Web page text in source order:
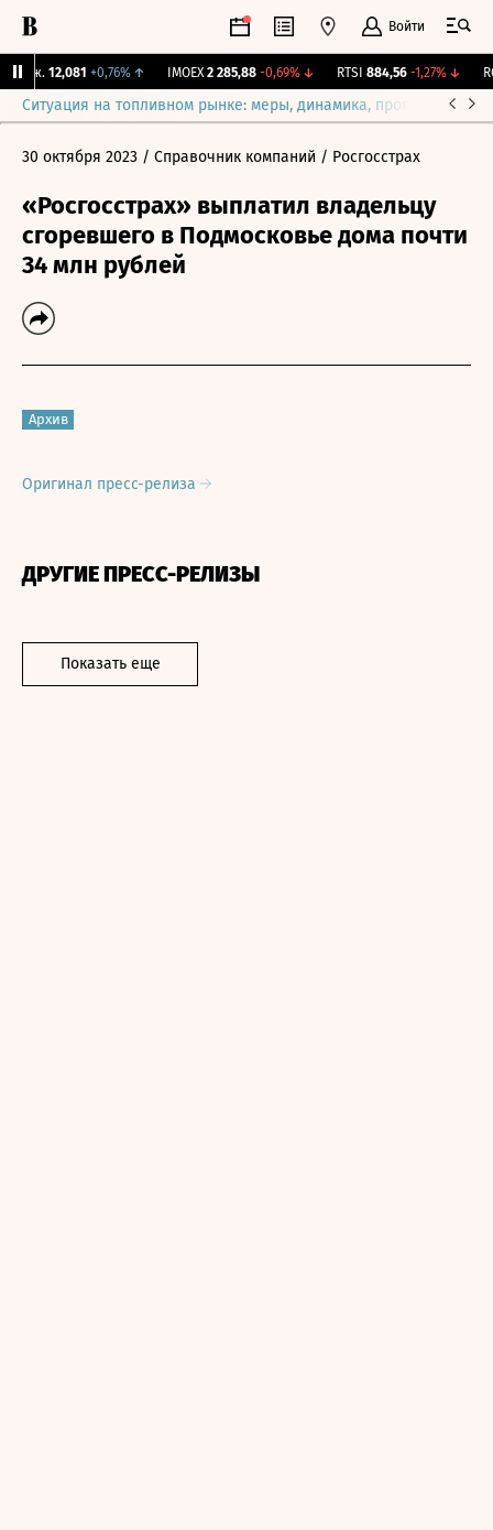
Войти
12,081 +0,76%↑ IMOEX 2 285,88 -0,69%↓ RTSI 884,56 -1,27%↓
Ситуация на топливном рынке: меры, динамика, прогнозы
30 октября 2023 / Справочник компаний / Росгосстрах
«Росгосстрах» выплатил владельцу
сгоревшего в Подмосковье дома почти
34 млн рублей
Архив
Оригинал пресс-релиза
ДРУГИЕ ПРЕСС-РЕЛИЗЫ
Показать еще